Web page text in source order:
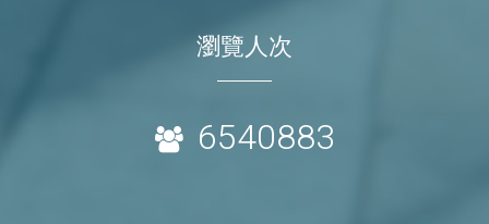
瀏覽人次
6540883